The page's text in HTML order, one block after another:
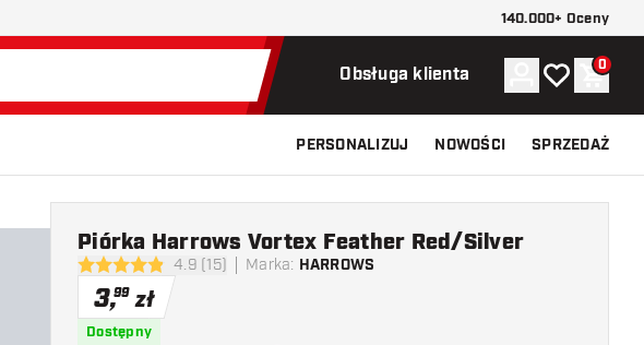
140.000+ Oceny
Obsługa klienta Konto
Moja listaKoszyk
0
PERSONALIZUJ NOWOŚCI SPRZEDAŻ
4.9 gwiazdki oceny
4.9 (15) Marka: HARROWS
Piórka Harrows Vortex Feather Red/Silver
3,99 zł
Dostępny